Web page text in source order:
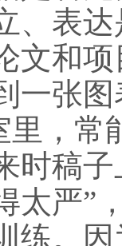
、表
文和
一张
里，常
时稿
太严”
练。